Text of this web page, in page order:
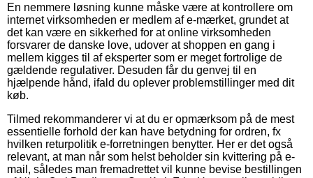
En nemmere løsning kunne måske være at kontrollere om
internet virksomheden er medlem af e-mærket, grundet at
det kan være en sikkerhed for at online virksomheden
forsvarer de danske love, udover at shoppen en gang i
mellem kigges til af eksperter som er meget fortrolige de
gældende regulativer. Desuden får du genvej til en
hjælpende hånd, ifald du oplever problemstillinger med dit
køb.
Tilmed rekommanderer vi at du er opmærksom på de mest
essentielle forhold der kan have betydning for ordren, fx
hvilken returpolitik e-forretningen benytter. Her er det også
relevant, at man når som helst beholder sin kvittering på e-
mail, således man fremadrettet vil kunne bevise bestillingen